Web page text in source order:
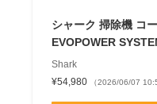
シャーク 掃除機 コ
EVOPOWER
Shark
¥54,980
（2026/06/07